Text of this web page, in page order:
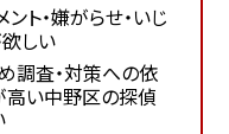
ト・嫌がらせ・いじ
しい
調査・対策への依
高い中野区の探偵